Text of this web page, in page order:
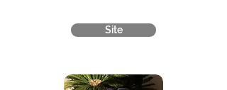
Site